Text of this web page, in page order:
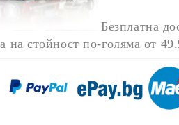
Безплатна
на стойност по-голяма от